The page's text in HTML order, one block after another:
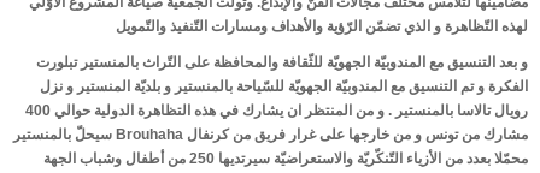
مهرجان المدينة 2022
مهرجان المدينة 2017
مهرجان المدينة 2015
مهرجان المدينة 2016
الندوة العلمية الوطنية : القبروان و المنستير ..تاريخ و حضارة
لهذه التّظاهرة و الذي تضمّن الرّؤية والأهداف ومسارات التّنفيذ والتّمويل
و بعد التنسيق مع المندوبيّة الجهويّة للثّقافة والمحافظة على التّراث بالمنستير تبلورت
الفكرة و تم التنسيق مع المندوبيّة الجهويّة للسّياحة بالمنستير و بلديّة المنستير و نزل
رويال تالاسا بالمنستير . و من المنتظر ان يشارك في هذه التظاهرة الدولية حوالي 400
مشارك من تونس و من خارجها على غرار فريق من كرنفال Brouhaha سيحلّ بالمنستير
محمّلا بعدد من الأزياء التّنكّريّة والاستعراضيّة سيرتديها 250 من أطفال وشباب الجهة